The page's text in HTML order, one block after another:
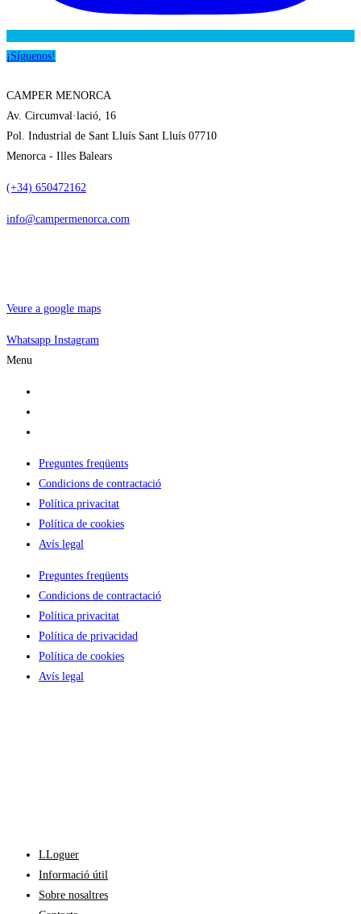
¡Síguenos!
CAMPER MENORCA
Av. Circumval·lació, 16
Pol. Industrial de Sant Lluís Sant Lluís 07710
Menorca - Illes Balears
(+34) 650472162
info@campermenorca.com
Veure a google maps
Whatsapp Instagram
Menu
Preguntes freqüents
Condicions de contractació
Política privacitat
Política de cookies
Avís legal
Preguntes freqüents
Condicions de contractació
Política privacitat
Política de privacidad
Política de cookies
Avís legal
LLoguer
Informació útil
Sobre nosaltres